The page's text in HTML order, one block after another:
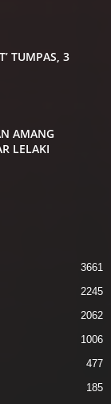
TUMPAS, 3
AMANG
LELAKI
3661
2245
2062
1006
477
185